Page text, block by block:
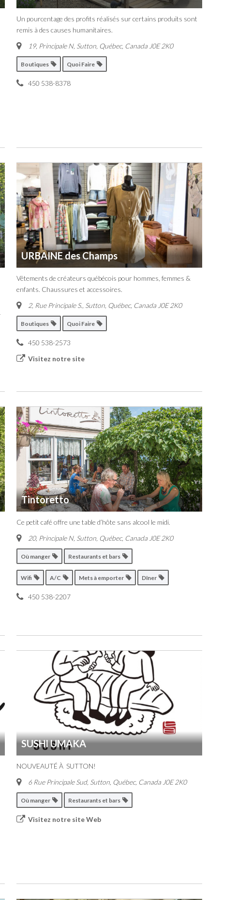
Un pourcentage des profits réalisés sur certains produits sont
remis à des causes humanitaires.
19, Principale N, Sutton Québec, Canada J0E 2K0
Boutiques Quoi Faire
450 538-8378
URBAINE des Champs
Vêtements de créateurs québécois pour hommes, femmes &
enfants. Chaussures et accessoires.
2, Rue Principale S. Sutton, Québec, Canada J0E 2K0
Boutiques Quoi Faire
450 538-2573
Visitez notre site
Tintoretto
Ce petit café offre une table d’hôte sans alcool le midi.
20, Principale N, Sutton Québec, Canada J0E 2K0
Où manger Restaurants et bars
Wifi A/C Mets à emporter Dîner
450 538-2207
SUSHI UMAKA
NOUVEAUTÉ À SUTTON!
6 Rue Principale Sud, Sutton, Québec, Canada J0E 2K0
Où manger Restaurants et bars
Visitez notre site Web